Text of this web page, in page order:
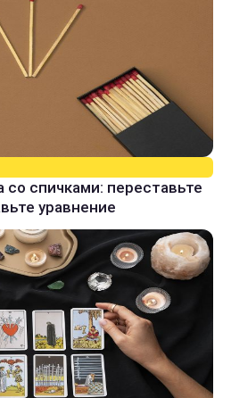
спичками: переставьте
уравнение